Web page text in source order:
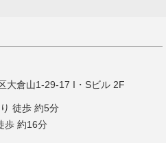
大倉山1-29-17 I・Sビル 2F
徒歩 約5分
歩 約16分